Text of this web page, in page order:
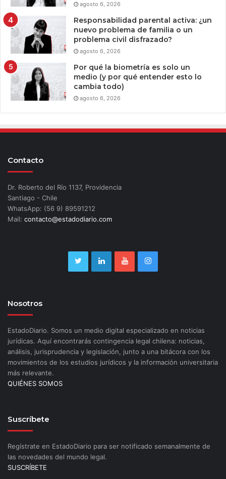
agosto 6, 2026
Responsabilidad parental activa: ¿un
nuevo problema de familia o un
problema civil disfrazado?
agosto 6, 2026
Por qué la biometría es solo un
medio (y por qué entender esto lo
cambia todo)
agosto 6, 2026
Contacto
Dr. Roberto del Río 1137, Providencia
Santiago - Chile
WhatsApp: (56 9) 89591212
Mail: contacto@estadodiario.com
Nosotros
EstadoDiario. Somos un medio digital especializado en noticias
jurídicas. Aquí encontrarás contingencia legal chilena: noticias,
análisis, jurisprudencia y legislación, junto a una bitácora con los
movimientos de los estudios jurídicos y la información universitaria
más relevante.
QUIÉNES SOMOS
Suscríbete
Regístrate en EstadoDiario para ser notificado semanalmente de
las novedades del mundo legal.
SUSCRÍBETE